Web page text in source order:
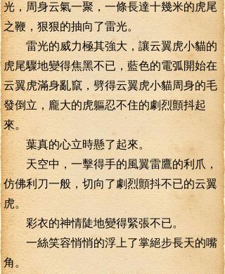
光，周身云氣一聚，一條長達十幾米的虎尾
之鞭，狠狠的抽向了雷光。
雷光的威力極其強大，讓云翼虎小貓的
虎尾驟地變得焦黑不已，藍色的電弧開始在
云翼虎滿身亂竄，劈得云翼虎小貓周身的毛
發倒立，龐大的虎軀忍不住的劇烈顫抖起
來。
葉真的心立時懸了起來。
天空中，一擊得手的風翼雷鷹的利爪，
仿佛利刀一般，切向了劇烈顫抖不已的云翼
虎。
彩衣的神情陡地變得緊張不已。
一絲笑容悄悄的浮上了掌絕步長天的嘴
角。